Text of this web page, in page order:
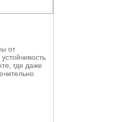
от
где даже